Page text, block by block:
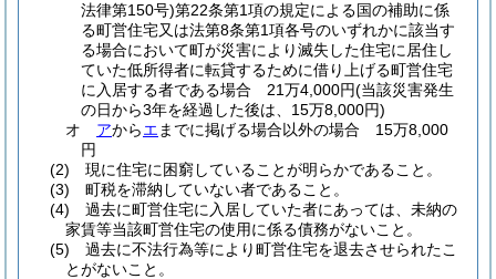
法律第150号)第22条第1項の規定による国の補助に係
る町営住宅又は法第8条第1項各号のいずれかに該当す
る場合において町が災害により滅失した住宅に居住し
ていた低所得者に転貸するために借り上げる町営住宅
に入居する者である場合 21万4,000円(当該災害発生
の日から3年を経過した後は、15万8,000円)
オ
アからエ までに掲げる場合以外の場合 15万8,000
円
(2)
現に住宅に困窮していることが明らかであること。
(3)
町税を滞納していない者であること。
(4)
過去に町営住宅に入居していた者にあっては、未納の
家賃等当該町営住宅の使用に係る債務がないこと。
(5)
過去に不法行為等により町営住宅を退去させられたこ
とがないこと。